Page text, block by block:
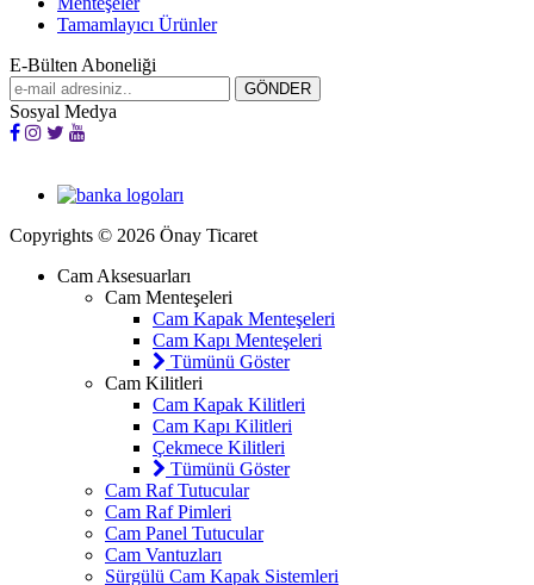
Tamamlayıcı Ürünler
E-Bülten Aboneliği
Sosyal Medya
Copyrights © 2026 Önay Ticaret
Cam Aksesuarları
Cam Menteşeleri
Cam Kapak Menteşeleri
Cam Kapı Menteşeleri
Tümünü Göster
Cam Kilitleri
Cam Kapak Kilitleri
Cam Kapı Kilitleri
Çekmece Kilitleri
Tümünü Göster
Cam Raf Tutucular
Cam Raf Pimleri
Cam Panel Tutucular
Cam Vantuzları
Sürgülü Cam Kapak Sistemleri